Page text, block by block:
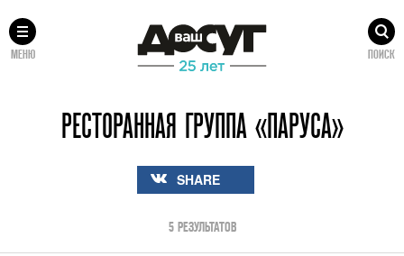
МЕНЮ ПОИСК
РЕСТОРАННАЯ ГРУППА «ПАРУСА»
SHARE
5 РЕЗУЛЬТАТОВ